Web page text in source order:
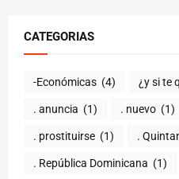
CATEGORIAS
-Económicas (4) ¿y si te
. anuncia (1) . nuevo (1)
. prostituirse (1) .
. República Dominicana (1)